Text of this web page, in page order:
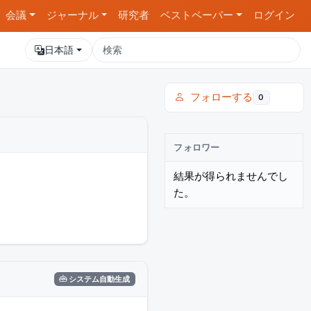
会議 ジャーナル 研究者 ベストペーパー ログイン
日本語
システム自動生成
フォローする 0
フォロワー
結果が得られませんでし
た。